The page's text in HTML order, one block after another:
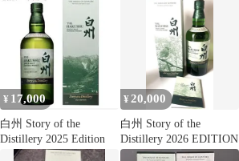
¥ 17,000
白州 Story of the
Distillery 2025 Edition
¥ 20,000
白州 Story of the
Distillery 2026 EDITION